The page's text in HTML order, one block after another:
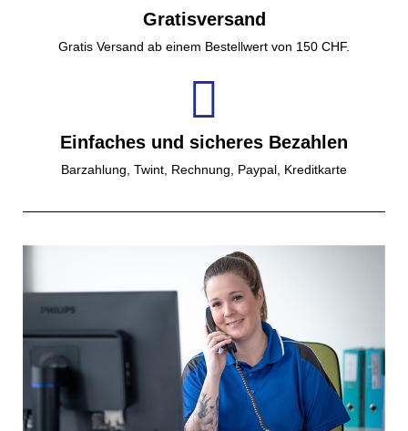
Gratisversand
Gratis Versand ab einem Bestellwert von 150 CHF.
Einfaches und sicheres Bezahlen
Barzahlung, Twint, Rechnung, Paypal, Kreditkarte